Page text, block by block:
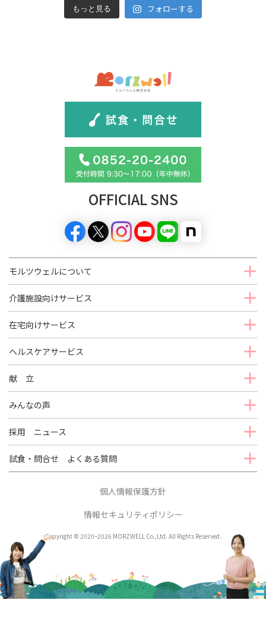
もっと見る フォローする
OFFICIAL SNS
モルツウェルについて
介護施設向けサービス
在宅向けサービス
ヘルスケアサービス
献 立
みんなの声
採用 ニュース
試食・問合せ よくある質問
個人情報保護方針
情報セキュリティポリシー
Copyright © 2020–2026 MORZWELL Co.,Ltd. All Rights Reserved.